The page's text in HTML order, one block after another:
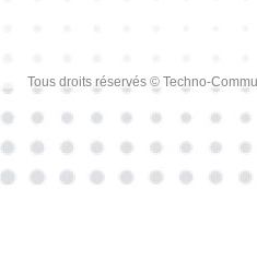
Tous droits réservés © Techno-